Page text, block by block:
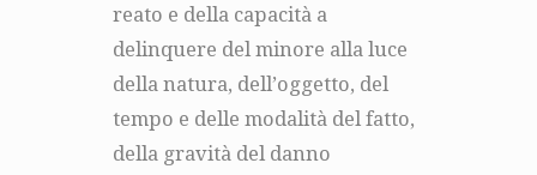
reato e della capacità a
delinquere del minore alla luce
della natura, dell’oggetto, del
tempo e delle modalità del fatto,
della gravità del danno